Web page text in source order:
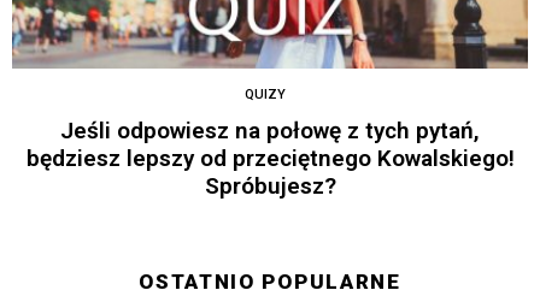
QUIZY
Jeśli odpowiesz na połowę z tych pytań,
będziesz lepszy od przeciętnego Kowalskiego!
Spróbujesz?
OSTATNIO POPULARNE